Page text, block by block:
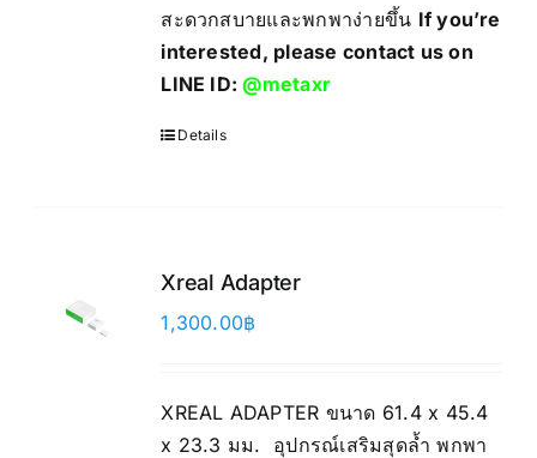
สะดวกสบายและพกพาง่ายขึ้น If you’re
interested, please contact us on
LINE ID:@metaxr
Details
Xreal Adapter
1,300.00฿
XREAL ADAPTER ขนาด 61.4 x 45.4
x 23.3 มม. อุปกรณ์เสริมสุดล้ำ พกพา